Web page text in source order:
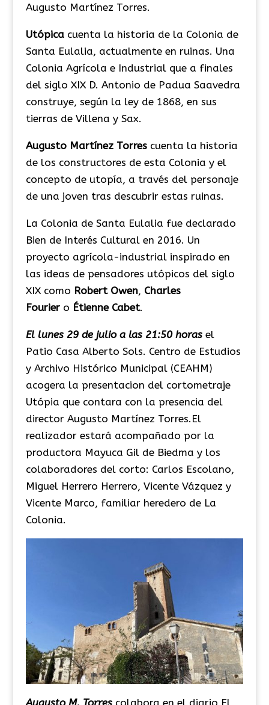
Augusto Martínez Torres.
Utópicacuenta la historia de la Colonia de
Santa Eulalia, actualmente en ruinas. Una
Colonia Agrícola e Industrial que a finales
del siglo XIX D. Antonio de Padua Saavedra
construye, según la ley de 1868, en sus
tierras de Villena y Sax.
Augusto Martínez Torrescuenta la historia
de los constructores de esta Colonia y el
concepto de utopía, a través del personaje
de una joven tras descubrir estas ruinas.
La Colonia de Santa Eulalia fue declarado
Bien de Interés Cultural en 2016. Un
proyecto agrícola-industrial inspirado en
las ideas de pensadores utópicos del siglo
XIX como Robert Owen, Charles
Fouriero Étienne Cabet.
El lunes 29 de julio a las 21:50 horas el
Patio Casa Alberto Sols. Centro de Estudios
y Archivo Histórico Municipal (CEAHM)
acogera la presentacion del cortometraje
Utópia que contara con la presencia del
director Augusto Martínez Torres.El
realizador estará acompañado por la
productora Mayuca Gil de Biedma y los
colaboradores del corto: Carlos Escolano,
Miguel Herrero Herrero, Vicente Vázquez y
Vicente Marco, familiar heredero de La
Colonia.
Augusto M. Torres colabora en el diario El